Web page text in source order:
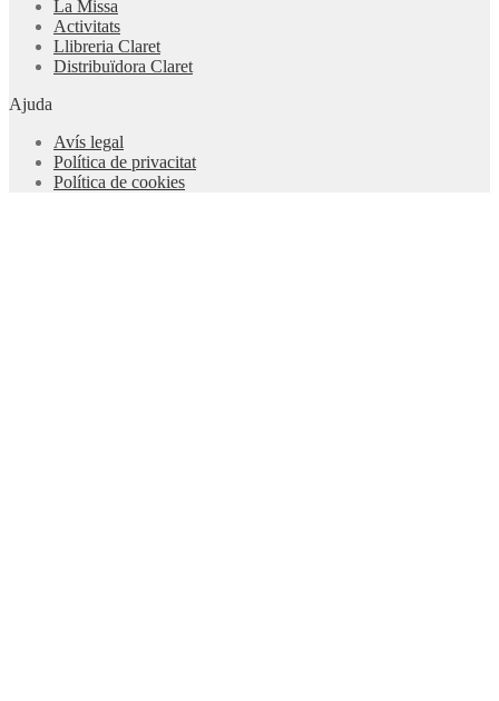
La Missa
Activitats
Llibreria Claret
Distribuïdora Claret
Ajuda
Avís legal
Política de privacitat
Política de cookies